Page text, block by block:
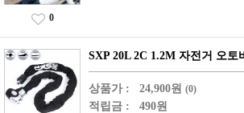
0
SXP 20L 2C 1.2M 자전거 오토
상품가 : 24,900원 (0)
적립금 : 490원